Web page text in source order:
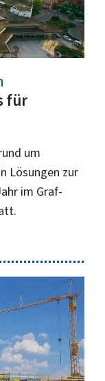
für
um
Lösungen zur
im Graf-